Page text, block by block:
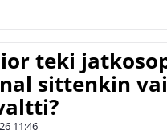
teki
sittenkin
11:46